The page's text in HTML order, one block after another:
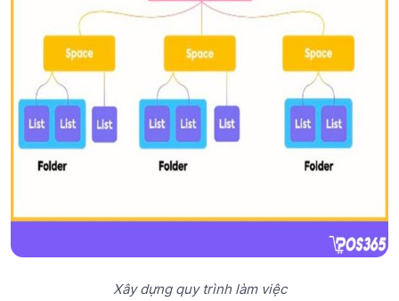
Xây dựng quy trình làm việc